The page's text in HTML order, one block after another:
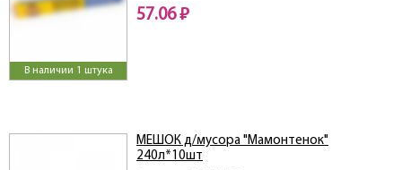
В наличии 1 штука
57.06 ₽
МЕШОК д/мусора "Мамонтенок"
240л*10шт